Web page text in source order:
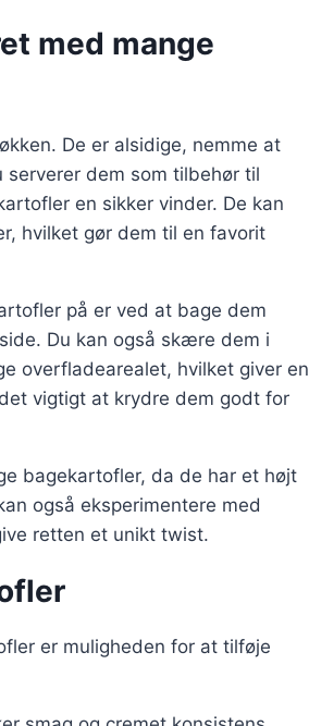
med mange
De er alsidige, nemme at
dem som tilbehør til
en sikker vinder. De kan
hvilket gør dem til en favorit
på er ved at bage dem
Du kan også skære dem i
overfladearealet, hvilket giver en
vigtigt at krydre dem godt for
bagekartofler, da de har et højt
også eksperimentere med
retten et unikt twist.
er muligheden for at tilføje